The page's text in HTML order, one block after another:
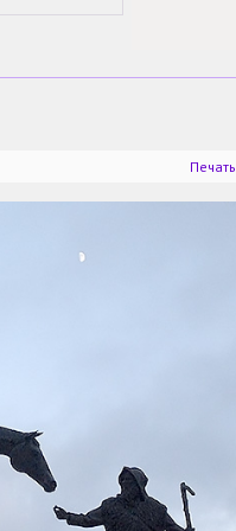
Печать